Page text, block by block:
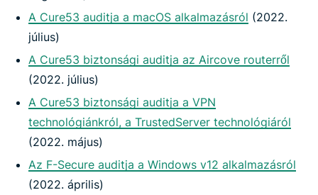
A Cure53 auditja a macOS alkalmazásról (2022.
július)
A Cure53 biztonsági auditja az Aircove routerről
(2022. július)
A Cure53 biztonsági auditja a VPN
technológiánkról, a TrustedServer technológiáról
(2022. május)
Az F-Secure auditja a Windows v12 alkalmazásról
(2022. április)